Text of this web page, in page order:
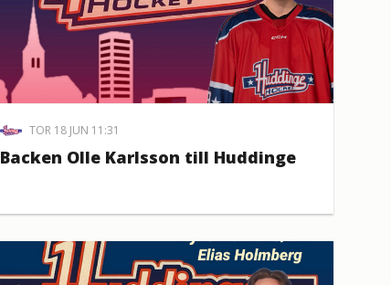
TOR 18 JUN 11:31
Backen Olle Karlsson till Huddinge